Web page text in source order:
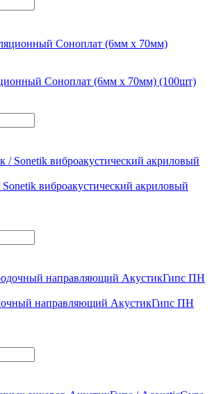
Соноплат (6мм х 70мм) (100шт)
виброакустический акриловый
направляющий АкустикГипс ПН